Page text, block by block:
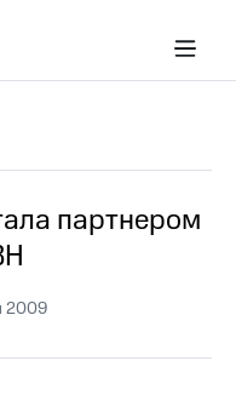
партнером
2009